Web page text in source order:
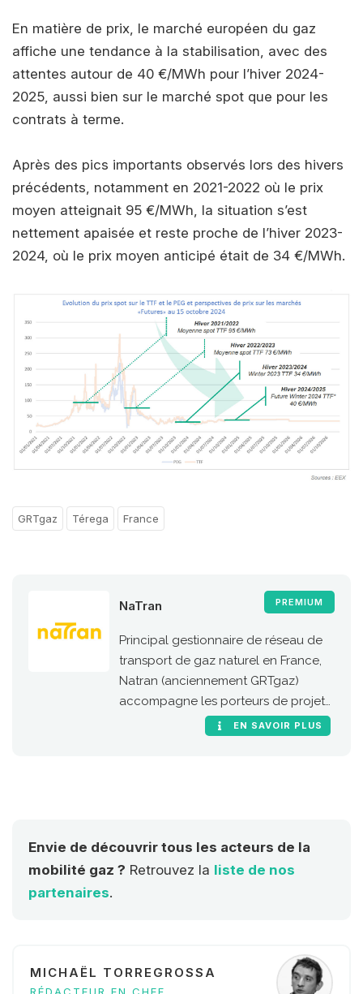
En matière de prix, le marché européen du gaz
affiche une tendance à la stabilisation, avec des
attentes autour de 40 €/MWh pour l’hiver 2024-
2025, aussi bien sur le marché spot que pour les
contrats à terme.
Après des pics importants observés lors des hivers
précédents, notamment en 2021-2022 où le prix
moyen atteignait 95 €/MWh, la situation s’est
nettement apaisée et reste proche de l’hiver 2023-
2024, où le prix moyen anticipé était de 34 €/MWh.
GRTgaz Térega France
PREMIUM
NaTran
Principal gestionnaire de réseau de
transport de gaz naturel en France,
Natran (anciennement GRTgaz)
accompagne les porteurs de projets
de stations GNC et bioGNC.EN SAVOIR PLUS
Envie de découvrir tous les acteurs de la
mobilité gaz ? Retrouvez la liste de nos
partenaires.
MICHAËL TORREGROSSA
RÉDACTEUR EN CHEF